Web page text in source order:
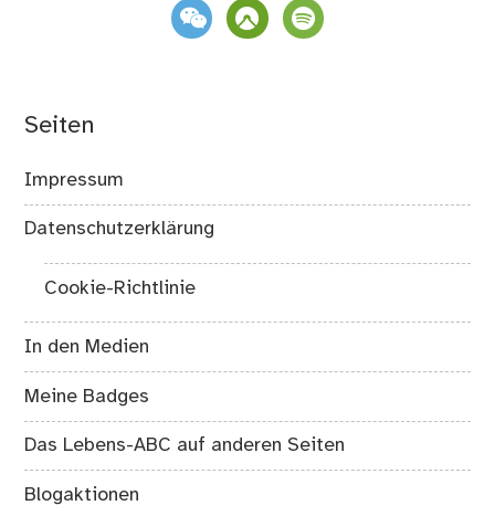
weixin komootspotify
Seiten
Impressum
Datenschutzerklärung
Cookie-Richtlinie
In den Medien
Meine Badges
Das Lebens-ABC auf anderen Seiten
Blogaktionen